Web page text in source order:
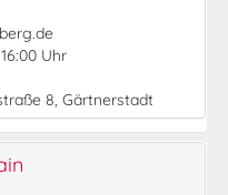
Uhr
8, Gärtnerstadt